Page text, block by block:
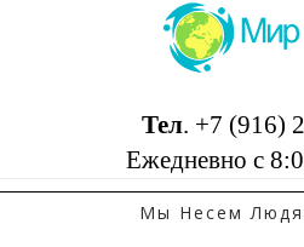
Тел. +7 (916)
Ежедневно с
Мы Несем